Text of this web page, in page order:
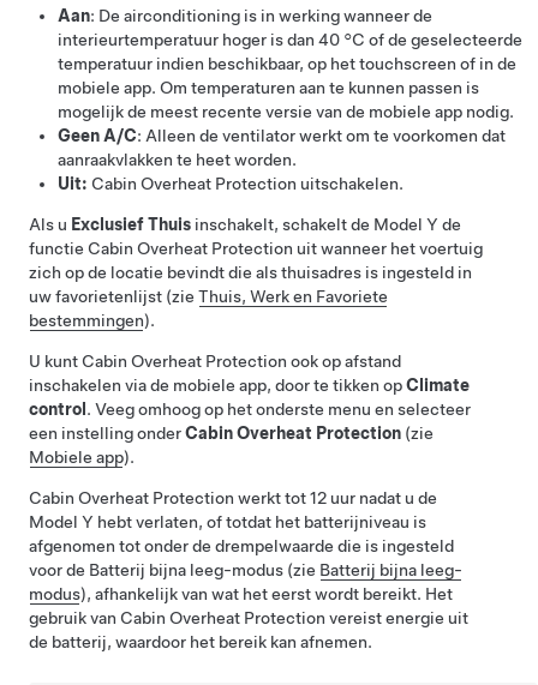
Aan: De airconditioning is in werking wanneer de
interieurtemperatuur hoger is dan 40 °C of de geselecteerde
temperatuur indien beschikbaar, op het touchscreen of in de
mobiele app. Om temperaturen aan te kunnen passen is
mogelijk de meest recente versie van de mobiele app nodig.
Geen A/C: Alleen de ventilator werkt om te voorkomen dat
aanraakvlakken te heet worden.
Uit: Cabin Overheat Protection uitschakelen.
Als u Exclusief Thuis inschakelt, schakelt de Model Y de
functie Cabin Overheat Protection uit wanneer het voertuig
zich op de locatie bevindt die als thuisadres is ingesteld in
uw favorietenlijst (zie Thuis, Werk en Favoriete
bestemmingen).
U kunt Cabin Overheat Protection ook op afstand
inschakelen via de mobiele app, door te tikken opClimate
control . Veeg omhoog op het onderste menu en selecteer
een instelling onderCabin Overheat Protection (zie
Mobiele app).
Cabin Overheat Protection werkt tot 12 uur nadat u de
Model Y hebt verlaten, of totdat het batterijniveau is
afgenomen tot onder de drempelwaarde die is ingesteld
voor de Batterij bijna leeg-modus (zie Batterij bijna leeg-
modus), afhankelijk van wat het eerst wordt bereikt. Het
gebruik van Cabin Overheat Protection vereist energie uit
de batterij, waardoor het bereik kan afnemen.